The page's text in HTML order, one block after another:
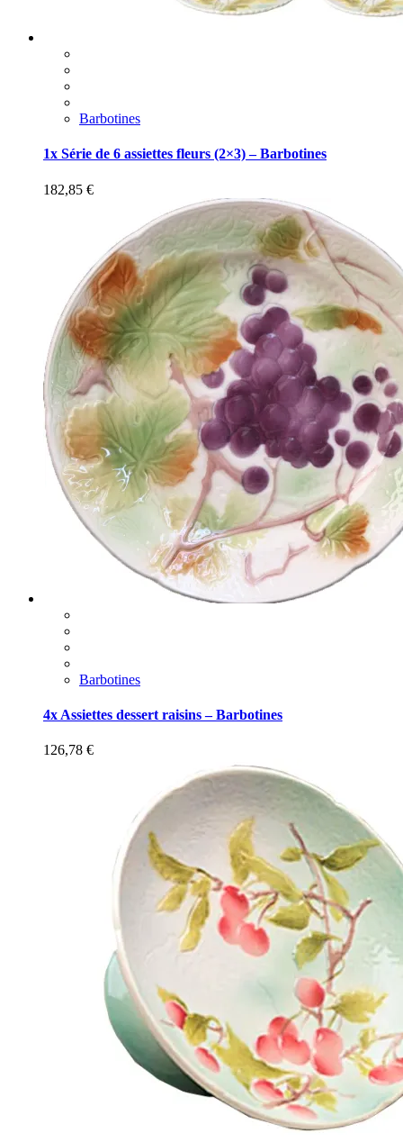
Barbotines
1x Série de 6 assiettes fleurs (2×3) – Barbotines
182,85 €
Barbotines
4x Assiettes dessert raisins – Barbotines
126,78 €